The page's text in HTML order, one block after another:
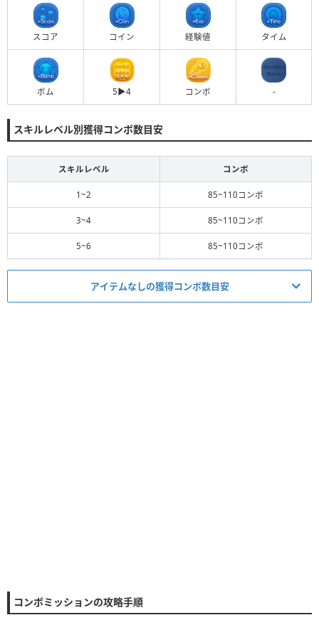
スコア コイン 経験値 タイム
ボム 5▶︎4 コンボ -
スキルレベル別獲得コンボ数目安
スキルレベル コンボ
1~2 85~110コンボ
3~4 85~110コンボ
5~6 85~110コンボ
アイテムなしの獲得コンボ数目安
3~4
コンボミッションの攻略手順